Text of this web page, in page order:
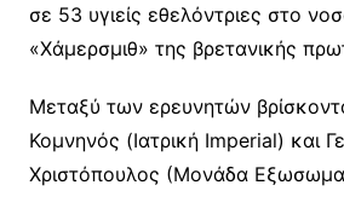
σε 53 υγιείς εθελόντριες στο
«Χάμερσμιθ» της βρετανικής
Μεταξύ των ερευνητών
Κομνηνός (Ιατρική Imperial) και
Χριστόπουλος (Μονάδα